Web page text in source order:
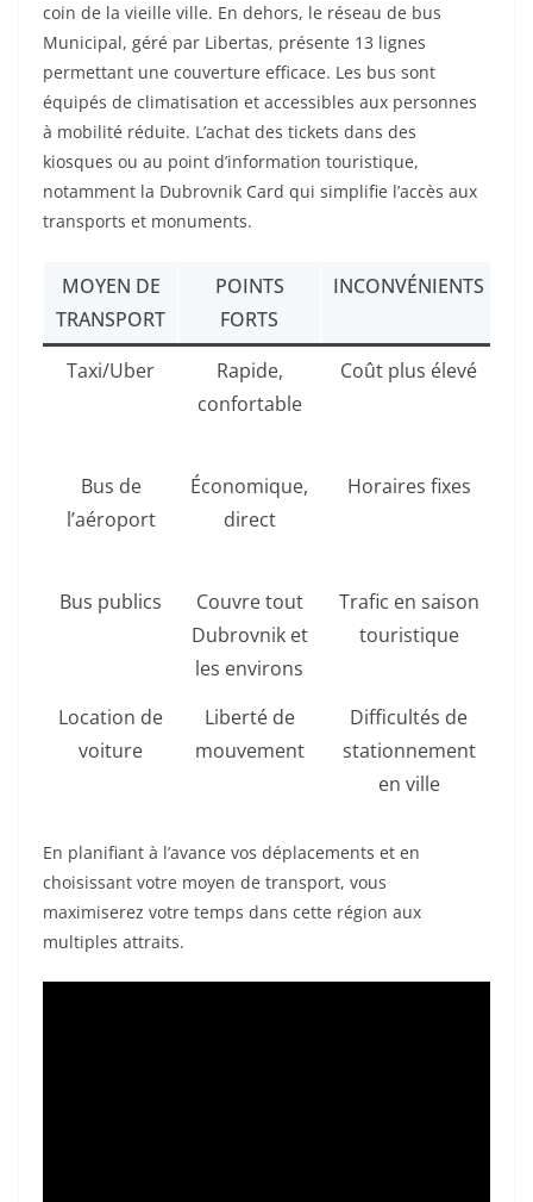
coin de la vieille ville. En dehors, le réseau de bus
Municipal, géré par Libertas, présente 13 lignes
permettant une couverture efficace. Les bus sont
équipés de climatisation et accessibles aux personnes
à mobilité réduite. L’achat des tickets dans des
kiosques ou au point d’information touristique,
notamment la Dubrovnik Card qui simplifie l’accès aux
transports et monuments.
MOYEN DE
TRANSPORT
POINTS
FORTS
INCONVÉNIENTS
Taxi/Uber
Rapide,
confortable
Coût plus élevé
Bus de
l’aéroport
Économique,
direct
Horaires fixes
Bus publics
Couvre tout
Dubrovnik et
les environs
Trafic en saison
touristique
Location de
voiture
Liberté de
mouvement
Difficultés de
stationnement
en ville
En planifiant à l’avance vos déplacements et en
choisissant votre moyen de transport, vous
maximiserez votre temps dans cette région aux
multiples attraits.